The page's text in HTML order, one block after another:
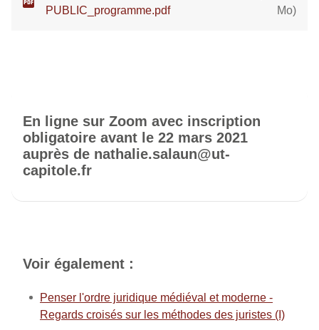
PUBLIC_programme.pdf
Mo)
En ligne sur Zoom avec inscription
obligatoire avant le 22 mars 2021
auprès de nathalie.salaun@ut-
capitole.fr
Voir également :
Penser l'ordre juridique médiéval et moderne -
Regards croisés sur les méthodes des juristes (I)